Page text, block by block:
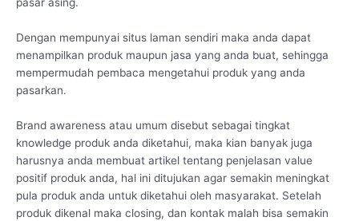
pasar asing.
Dengan mempunyai situs laman sendiri maka anda dapat
menampilkan produk maupun jasa yang anda buat, sehingga
mempermudah pembaca mengetahui produk yang anda
pasarkan.
Brand awareness atau umum disebut sebagai tingkat
knowledge produk anda diketahui, maka kian banyak juga
harusnya anda membuat artikel tentang penjelasan value
positif produk anda, hal ini ditujukan agar semakin meningkat
pula produk anda untuk diketahui oleh masyarakat. Setelah
produk dikenal maka closing, dan kontak malah bisa semakin